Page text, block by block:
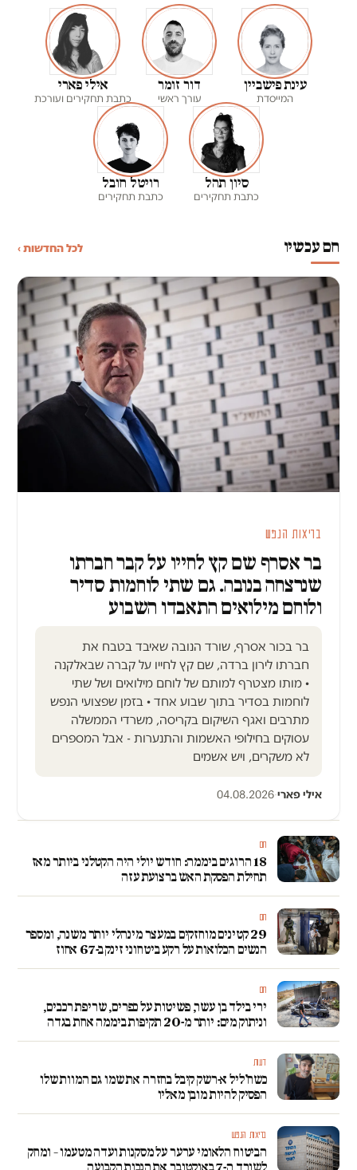
עינת פישביין
המייסדת
דור זומר
עורך ראשי
אילי פארי
כתבת תחקירים ועורכת
סיון תהל
כתבת תחקירים
רויטל חובל
כתבת תחקירים
חם עכשיו לכל החדשות ›
בריאות הנפש
בר אסרף שם קץ לחייו על קבר חברתו
שנרצחה בנובה. גם שתי לוחמות סדיר
ולוחם מילואים התאבדו השבוע
בר בכור אסרף, שורד הנובה שאיבד בטבח את
חברתו לירון ברדה, שם קץ לחייו על קברה שבאלקנה
• מותו מצטרף למותם של לוחם מילואים ושל שתי
לוחמות בסדיר בתוך שבוע אחד • בזמן שפצועי הנפש
מתרבים ואגף השיקום בקריסה, משרדי הממשלה
עסוקים בחילופי האשמות והתנערות - אבל המספרים
לא משקרים, ויש אשמים
אילי פארי·
04.08.2026
חם
18 הרוגים ביממה: חודש יולי היה הקטלני ביותר מאז
תחילת הפסקת האש ברצועת עזה
חם
29 קטינים מוחזקים במעצר מינהלי יותר משנה, ומספר
הנשים הכלואות על רקע ביטחוני זינק ב-67 אחוז
חם
ירי בילד בן עשר, פשיטות על כפרים, שריפת רכבים,
וניתוק מים: יותר מ-20 תקיפות ביממה אחת בגדה
דעות
כשח'ליל א-רשק קיבל בחזרה את שמו גם המוות שלו
הפסיק להיות מובן מאליו
בריאות הנפש
הביטוח הלאומי ערער על מסקנות ועדה מטעמו – ומחק
לשורד ה-7 באוקטובר את הנכות הקבועה